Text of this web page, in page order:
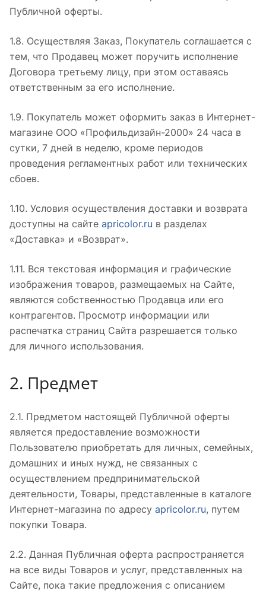
Публичной оферты.
1.8. Осуществляя Заказ, Покупатель соглашается с
тем, что Продавец может поручить исполнение
Договора третьему лицу, при этом оставаясь
ответственным за его исполнение.
1.9. Покупатель может оформить заказ в Интернет-
магазине ООО «Профильдизайн-2000» 24 часа в
сутки, 7 дней в неделю, кроме периодов
проведения регламентных работ или технических
сбоев.
1.10. Условия осуществления доставки и возврата
доступны на сайте apricolor.ru в разделах
«Доставка» и «Возврат».
1.11. Вся текстовая информация и графические
изображения товаров, размещаемых на Сайте,
являются собственностью Продавца или его
контрагентов. Просмотр информации или
распечатка страниц Сайта разрешается только
для личного использования.
2. Предмет
2.1. Предметом настоящей Публичной оферты
является предоставление возможности
Пользователю приобретать для личных, семейных,
домашних и иных нужд, не связанных с
осуществлением предпринимательской
деятельности, Товары, представленные в каталоге
Интернет-магазина по адресу apricolor.ru, путем
покупки Товара.
2.2. Данная Публичная оферта распространяется
на все виды Товаров и услуг, представленных на
Сайте, пока такие предложения с описанием